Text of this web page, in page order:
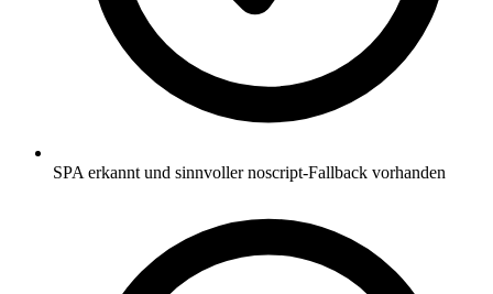
SPA erkannt und sinnvoller noscript-Fallback vorhanden